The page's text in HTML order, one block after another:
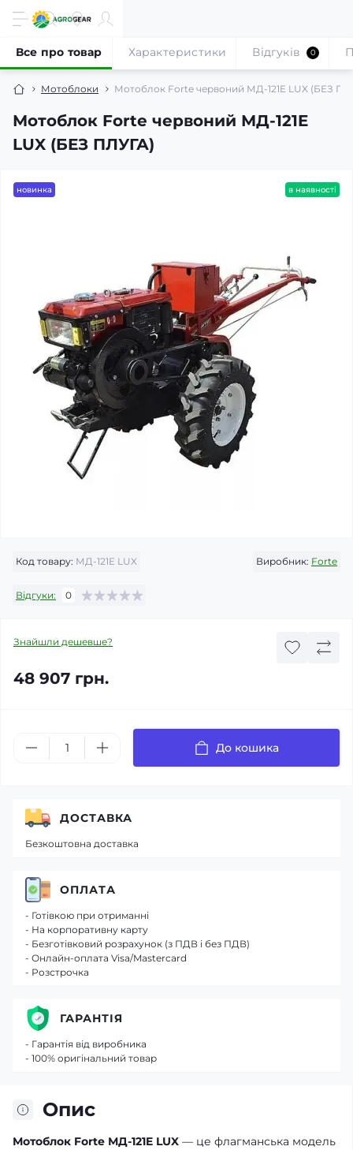
Мотоблоки Мотоблок Forte червоний МД-121E LUX (БЕЗ
Мотоблок Forte червоний МД-121E
LUX (БЕЗ ПЛУГА)
Все про товар Характеристики Відгуків 0
новинка в наявності
Код товару: МД-121E LUX Виробник: Forte
Відгуки: 0
Знайшли дешевше?
48 907 грн.
До кошика
Опис
Мотоблок Forte МД-121E LUX — це флагманська модель
ДОСТАВКА
Безкоштовна доставка
ОПЛАТА
- Готівкою при отриманні
- На корпоративну карту
- Безготівковий розрахунок (з ПДВ і без ПДВ)
- Онлайн-оплата Visa/Mastercard
- Розстрочка
ГАРАНТІЯ
- Гарантія від виробника
- 100% оригінальний товар